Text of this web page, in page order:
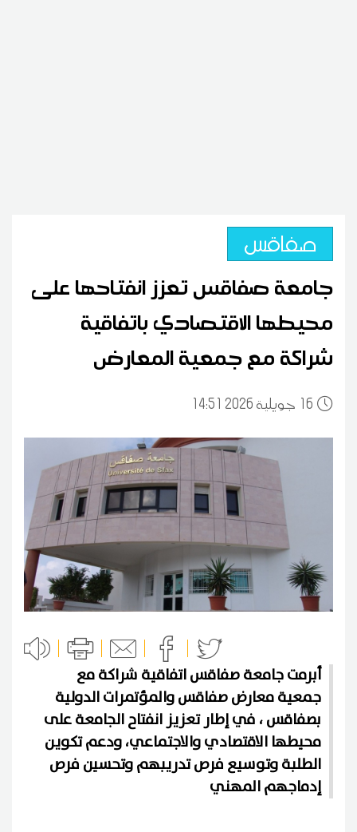
صفاقس
جامعة صفاقس تعزز انفتاحها على
محيطها الاقتصادي باتفاقية
شراكة مع جمعية المعارض
16 14:51 2026 جويلية
أبرمت جامعة صفاقس اتفاقية شراكة مع
جمعية معارض صفاقس والمؤتمرات الدولية
بصفاقس ، في إطار تعزيز انفتاح الجامعة على
محيطها الاقتصادي والاجتماعي، ودعم تكوين
الطلبة وتوسيع فرص تدريبهم وتحسين فرص
إدماجهم المهني